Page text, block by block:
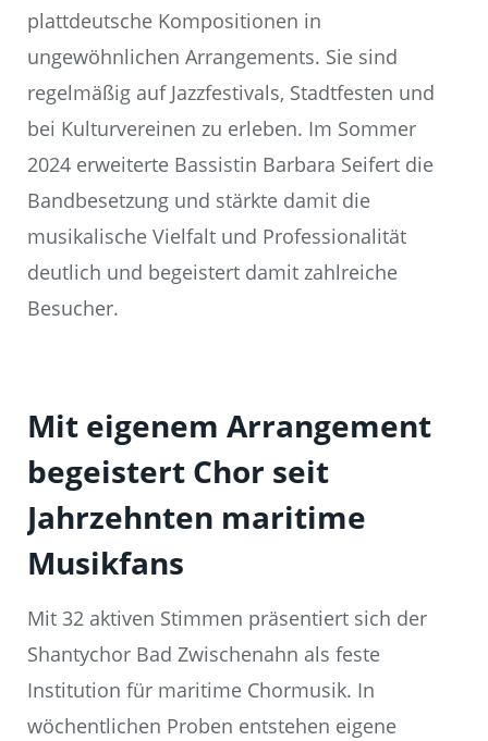
plattdeutsche Kompositionen in
ungewöhnlichen Arrangements. Sie sind
regelmäßig auf Jazzfestivals, Stadtfesten und
bei Kulturvereinen zu erleben. Im Sommer
2024 erweiterte Bassistin Barbara Seifert die
Bandbesetzung und stärkte damit die
musikalische Vielfalt und Professionalität
deutlich und begeistert damit zahlreiche
Besucher.
Mit eigenem Arrangement
begeistert Chor seit
Jahrzehnten maritime
Musikfans
Mit 32 aktiven Stimmen präsentiert sich der
Shantychor Bad Zwischenahn als feste
Institution für maritime Chormusik. In
wöchentlichen Proben entstehen eigene